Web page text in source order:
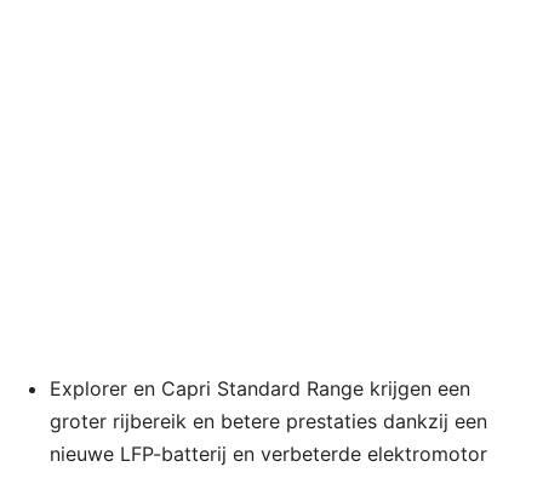
Explorer en Capri Standard Range krijgen een
groter rijbereik en betere prestaties dankzij een
nieuwe LFP-batterij en verbeterde elektromotor